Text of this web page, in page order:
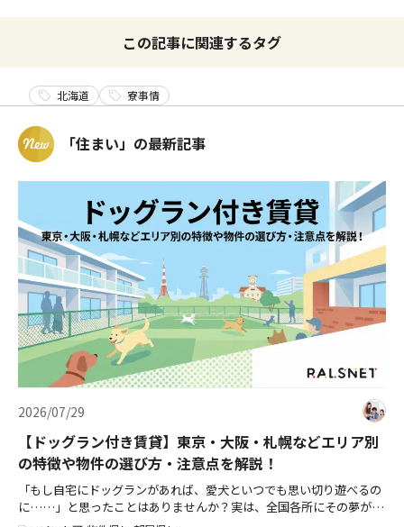
この記事に関連するタグ
北海道 寮事情
「住まい」の最新記事
2026/07/29
【ドッグラン付き賃貸】東京・大阪・札幌などエリア別
の特徴や物件の選び方・注意点を解説！
「もし自宅にドッグランがあれば、愛犬といつでも思い切り遊べるの
に……」と思ったことはありませんか？実は、全国各所にその夢がか